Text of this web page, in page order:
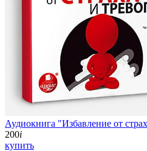
Аудиокнига "Избавление от
200i
купить